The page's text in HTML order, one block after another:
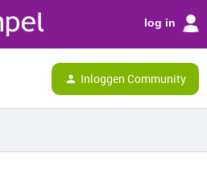
log in
Inloggen Community